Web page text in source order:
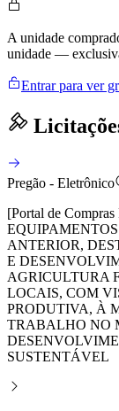
A unidade
unidade —
Entrar para ver
Pregão - Eletrônico
[Portal de
ANTERIOR,
E
AGRICULTURA
LOCAIS, COM
PRODUTIVA, À
TRABALHO NO
SUSTENTÁVEL